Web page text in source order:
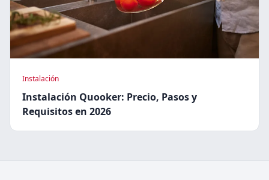
Instalación
Instalación Quooker: Precio, Pasos y
Requisitos en 2026